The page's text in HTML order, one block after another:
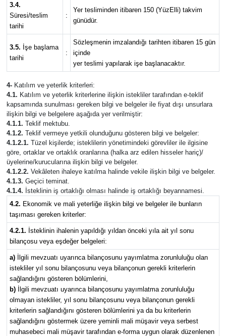
3.4.
Süresi/teslim
tarihi
:
Yer tesliminden itibaren 150 (YüzElli) takvim
günüdür.
3.5. İşe başlama
tarihi
:
Sözleşmenin imzalandığı tarihten itibaren 15 gün
içinde
yer teslimi yapılarak işe başlanacaktır.
4- Katılım ve yeterlik kriterleri:
4.1. Katılım ve yeterlik kriterlerine ilişkin istekliler tarafından e-teklif
kapsamında sunulması gereken bilgi ve belgeler ile fiyat dışı unsurlara
ilişkin bilgi ve belgelere aşağıda yer verilmiştir:
4.1.1. Teklif mektubu.
4.1.2. Teklif vermeye yetkili olunduğunu gösteren bilgi ve belgeler:
4.1.2.1. Tüzel kişilerde; isteklilerin yönetimindeki görevliler ile ilgisine
göre, ortaklar ve ortaklık oranlarına (halka arz edilen hisseler hariç)/
üyelerine/kurucularına ilişkin bilgi ve belgeler.
4.1.2.2. Vekâleten ihaleye katılma halinde vekile ilişkin bilgi ve belgeler.
4.1.3. Geçici teminat.
4.1.4. İsteklinin iş ortaklığı olması halinde iş ortaklığı beyannamesi.
4.2. Ekonomik ve mali yeterliğe ilişkin bilgi ve belgeler ile bunların
taşıması gereken kriterler:
4.2.1. İsteklinin ihalenin yapıldığı yıldan önceki yıla ait yıl sonu
bilançosu veya eşdeğer belgeleri:
a)İlgili mevzuatı uyarınca bilançosunu yayımlatma zorunluluğu olan
istekliler yıl sonu bilançosunu veya bilançonun gerekli kriterlerin
sağlandığını gösteren bölümlerini,
b)İlgili mevzuatı uyarınca bilançosunu yayımlatma zorunluluğu
olmayan istekliler, yıl sonu bilançosunu veya bilançonun gerekli
kriterlerin sağlandığını gösteren bölümlerini ya da bu kriterlerin
sağlandığını göstermek üzere yeminli mali müşavir veya serbest
muhasebeci mali müşavir tarafından e-forma uygun olarak düzenlenen